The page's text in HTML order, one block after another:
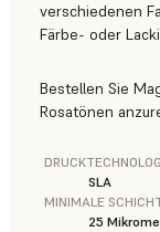
verschiedenen
Färbe- oder
Bestellen Sie
Rosatönen
SLA
MINIMALE
25